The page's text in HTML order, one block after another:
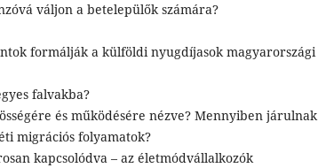
váljon a betelepülők számára?
formálják a külföldi nyugdíjasok magyarországi
falvakba?
és működésére nézve? Mennyiben járulnak
migrációs folyamatok?
kapcsolódva – az életmódvállalkozók